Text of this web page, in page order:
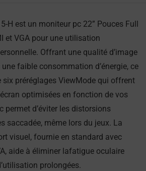
H est un moniteur pc 22” Pouces Full
et VGA pour une utilisation
Offrant une qualité d’image
faible consommation d’énergie, ce
six préréglages ViewMode qui offrent
optimisées en fonction de vos
permet d’éviter les distorsions
saccadée, même lors du jeux. La
visuel, fournie en standard avec
aide à éliminer lafatigue oculaire
prolongées.